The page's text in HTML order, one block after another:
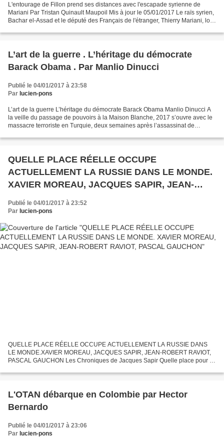
L'entourage de Fillon prend ses distances avec l'escapade syrienne de
Mariani Par Tristan Quinault Maupoil Mis à jour le 05/01/2017 Le raïs syrien,
Bachar el-Assad et le député des Français de l'étranger, Thierry Mariani, lors
L’art de la guerre . L’héritage du démocrate
Barack Obama . Par Manlio Dinucci
Publié le 04/01/2017 à 23:58
Par lucien-pons
L’art de la guerre L’héritage du démocrate Barack Obama Manlio Dinucci A
la veille du passage de pouvoirs à la Maison Blanche, 2017 s’ouvre avec le
massacre terroriste en Turquie, deux semaines après l’assassinat de
QUELLE PLACE RÉELLE OCCUPE
ACTUELLEMENT LA RUSSIE DANS LE MONDE.
XAVIER MOREAU, JACQUES SAPIR, JEAN-
Publié le 04/01/2017 à 23:52
Par lucien-pons
QUELLE PLACE RÉELLE OCCUPE ACTUELLEMENT LA RUSSIE DANS
LE MONDE.XAVIER MOREAU, JACQUES SAPIR, JEAN-ROBERT RAVIOT,
PASCAL GAUCHON Les Chroniques de Jacques Sapir Quelle place pour la
L'OTAN débarque en Colombie par Hector
Bernardo
Publié le 04/01/2017 à 23:06
Par lucien-pons